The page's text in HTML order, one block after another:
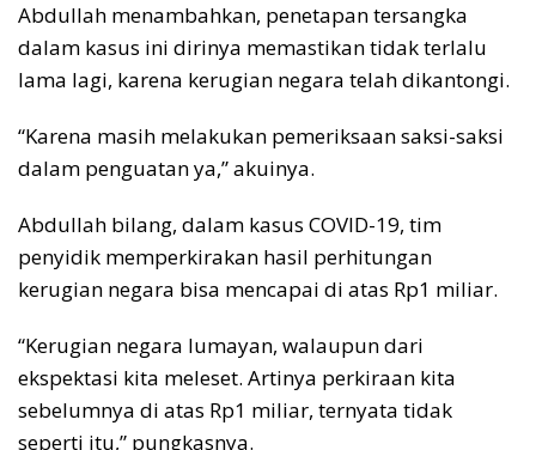
Abdullah menambahkan, penetapan tersangka
dalam kasus ini dirinya memastikan tidak terlalu
lama lagi, karena kerugian negara telah dikantongi.
“Karena masih melakukan pemeriksaan saksi-saksi
dalam penguatan ya,” akuinya.
Abdullah bilang, dalam kasus COVID-19, tim
penyidik memperkirakan hasil perhitungan
kerugian negara bisa mencapai di atas Rp1 miliar.
“Kerugian negara lumayan, walaupun dari
ekspektasi kita meleset. Artinya perkiraan kita
sebelumnya di atas Rp1 miliar, ternyata tidak
seperti itu,” pungkasnya.